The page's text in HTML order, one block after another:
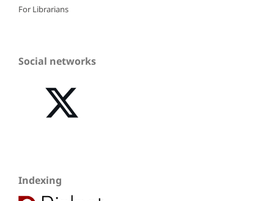
For Librarians
Social networks
Indexing